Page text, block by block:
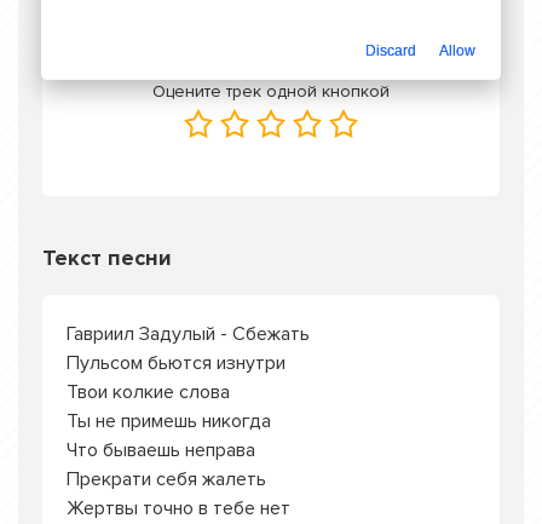
Оцените трек одной кнопкой
Текст песни
Гавриил Задулый - Сбежать
Пульсом бьются изнутри
Твои колкие слова
Ты не примешь никогда
Что бываешь неправа
Прекрати себя жалеть
Жертвы точно в тебе нет
Discard Allow